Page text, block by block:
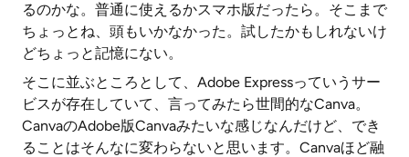
るのかな。普通に使えるかスマホ版だったら。そこまで
ちょっとね、頭もいかなかった。試したかもしれないけ
どちょっと記憶にない。
そこに並ぶところとして、Adobe Expressっていうサー
ビスが存在していて、言ってみたら世間的なCanva。
CanvaのAdobe版Canvaみたいな感じなんだけど、でき
ることはそんなに変わらないと思います。Canvaほど融